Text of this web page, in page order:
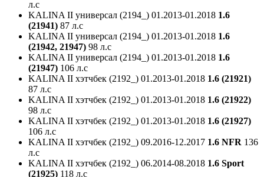
л.с
KALINA II универсал (2194_) 01.2013-01.2018 1.6
(21941) 87 л.с
KALINA II универсал (2194_) 01.2013-01.2018 1.6
(21942, 21947) 98 л.с
KALINA II универсал (2194_) 01.2013-01.2018 1.6
(21947) 106 л.с
KALINA II хэтчбек (2192_) 01.2013-01.2018 1.6 (21921)
87 л.с
KALINA II хэтчбек (2192_) 01.2013-01.2018 1.6 (21922)
98 л.с
KALINA II хэтчбек (2192_) 01.2013-01.2018 1.6 (21927)
106 л.с
KALINA II хэтчбек (2192_) 09.2016-12.2017 1.6 NFR 136
л.с
KALINA II хэтчбек (2192_) 06.2014-08.2018 1.6 Sport
(21925) 118 л.с